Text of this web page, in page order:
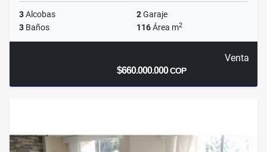
3Alcobas 2Garaje
3 Baños 116Área m2
Venta
$660.000.000COP